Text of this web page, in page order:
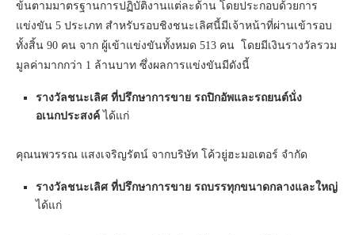
ข้นตามมาตรฐานการปฏิบัติงานแต่ละด้าน โดยประกอบด้วยการ
แข่งขัน 5 ประเภท สำหรับรอบชิงชนะเลิศนี้มีเจ้าหน้าที่ผ่านเข้ารอบ
ทั้งสิ้น 90 คน จาก ผู้เข้าแข่งขันทั้งหมด 513 คน โดยมีเงินรางวัลรวม
มูลค่ามากกว่า 1 ล้านบาท ซึ่งผลการแข่งขันมีดังนี้
รางวัลชนะเลิศ ที่ปรึกษาการขาย รถปิกอัพและรถยนต์นั่ง
อเนกประสงค์ ได้แก่
คุณนพวรรณ แสงเจริญรัตน์ จากบริษัท โค้วยู่ฮะมอเตอร์ จำกัด
รางวัลชนะเลิศ ที่ปรึกษาการขาย รถบรรทุกขนาดกลางและใหญ่
ได้แก่